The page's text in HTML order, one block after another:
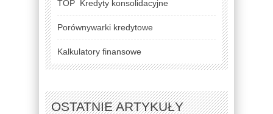
TOP Kredyty konsolidacyjne
Porównywarki kredytowe
Kalkulatory finansowe
OSTATNIE ARTYKUŁY